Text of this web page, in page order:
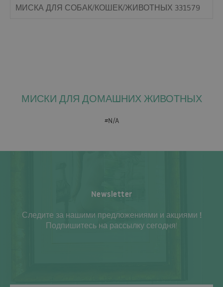
МИСКА ДЛЯ СОБАК/КОШЕК/ЖИВОТНЫХ 331579
МИСКИ ДЛЯ ДОМАШНИХ ЖИВОТНЫХ
#N/A
Newsletter
Следите за нашими предложениями и акциями !
Подпишитесь на рассылку сегодня!